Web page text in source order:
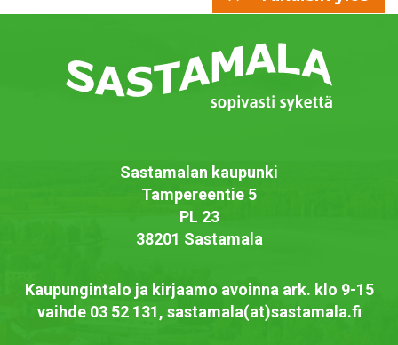
Sastamalan kaupunki
Tampereentie 5
PL 23
38201 Sastamala
Kaupungintalo ja kirjaamo avoinna ark. klo 9-15
vaihde 03 52 131, sastamala(at)sastamala.fi